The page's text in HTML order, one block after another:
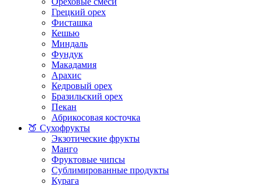
Грецкий орех
Фисташка
Кешью
Миндаль
Фундук
Макадамия
Арахис
Кедровый орех
Бразильский орех
Пекан
Абрикосовая косточка
🍑 Сухофрукты
Экзотические фрукты
Манго
Фруктовые чипсы
Сублимированные продукты
Курага